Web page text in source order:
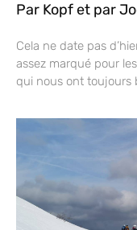
Par Kopf et par
Cela ne date pas
assez marqué pour
qui nous ont toujours